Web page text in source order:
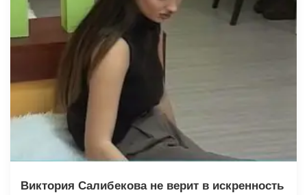
Виктория Салибекова не верит в искренность